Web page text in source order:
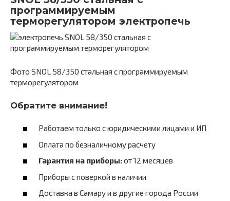
программируемым
терморегулятором электропечь
Фото SNOL 58/350 стальная c программируемым
терморегулятором
Обратите внимание!
Работаем только с юридическими лицами и ИП
Оплата по безналичному расчету
Гарантия на приборы:от 12 месяцев
Приборы с поверкой в наличии
Доставка в Самару и в другие города России